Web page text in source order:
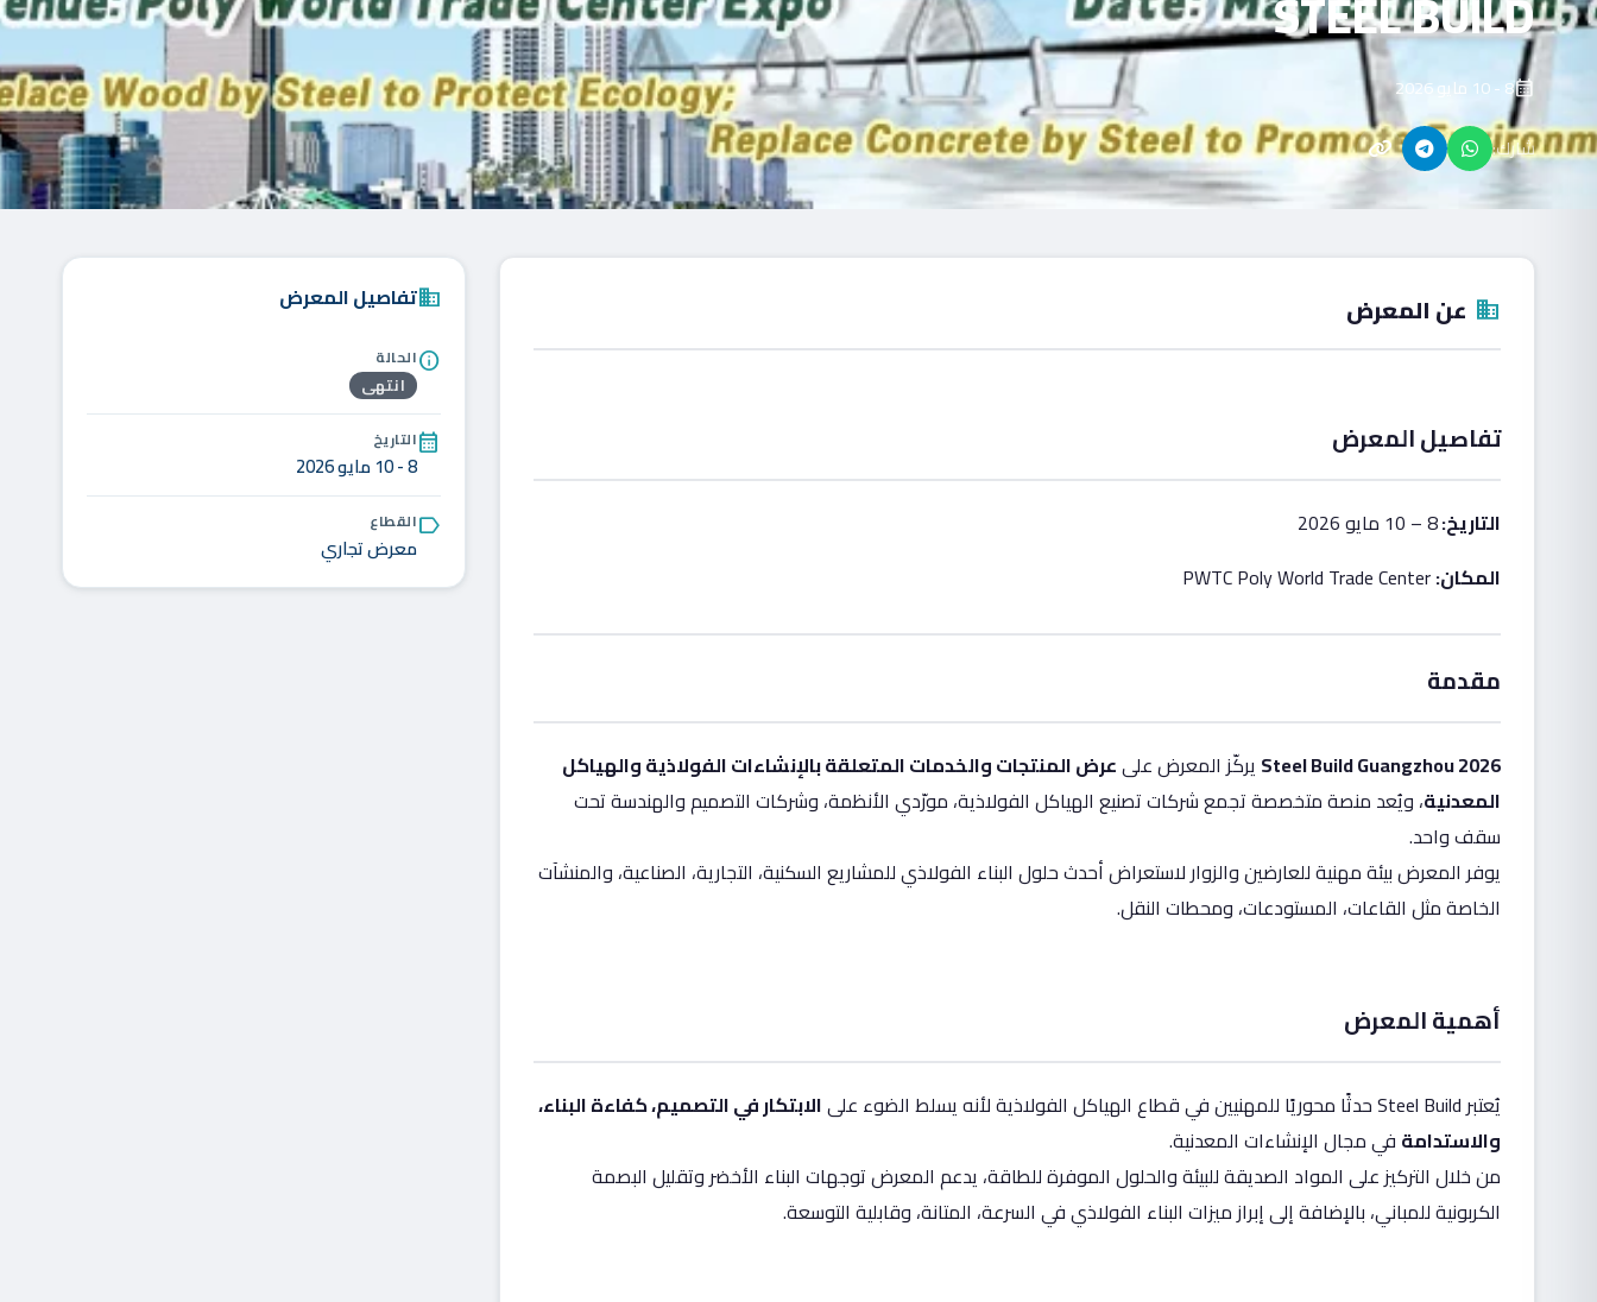
calendar_month8 - 10 مايو 2026
شارك:
domain عن المعرض
تفاصيل المعرض
التاريخ:8 – 10 مايو 2026
المكان:
مقدمة
Steel Build Guangzhou 2026 يركّز المعرض علىعرض المنتجات والخدمات المتعلقة بالإنشاءات الفولاذية والهياكل
المعدنية، ويُعد منصة متخصصة تجمع شركات تصنيع الهياكل الفولاذية، مورّدي الأنظمة، وشركات التصميم والهندسة تحت
سقف واحد.
يوفر المعرض بيئة مهنية للعارضين والزوار لاستعراض أحدث حلول البناء الفولاذي للمشاريع السكنية، التجارية، الصناعية، والمنشآت
الخاصة مثل القاعات، المستودعات، ومحطات النقل.
أهمية المعرض
يُعتبر Steel Build حدثًا محوريًا للمهنيين في قطاع الهياكل الفولاذية لأنه يسلط الضوء على
الابتكار في التصميم، كفاءة البناء،
والاستدامة في مجال الإنشاءات المعدنية.
من خلال التركيز على المواد الصديقة للبيئة والحلول الموفرة للطاقة، يدعم المعرض توجهات البناء الأخضر وتقليل البصمة
الكربونية للمباني، بالإضافة إلى إبراز ميزات البناء الفولاذي في السرعة، المتانة، وقابلية التوسعة.
domainتفاصيل المعرض
infoالحالة
انتهى
calendar_monthالتاريخ
8 - 10 مايو 2026
labelالقطاع
معرض تجاري